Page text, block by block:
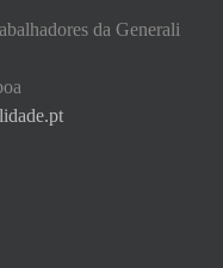
da Generali